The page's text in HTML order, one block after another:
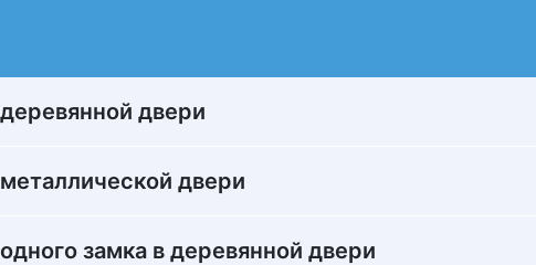
двери
двери
замка в деревянной двери